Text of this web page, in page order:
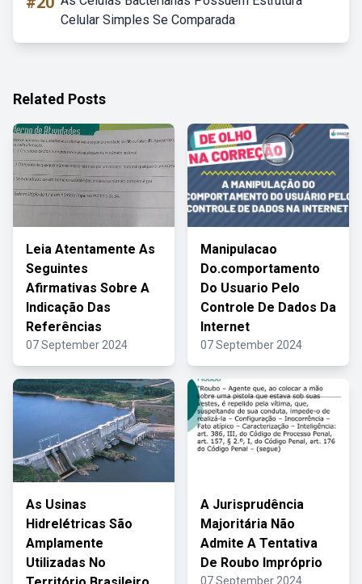
Celular Simples Se Comparada
Related Posts
Leia Atentamente As
Seguintes
Afirmativas Sobre A
Indicação Das
Referências
07 September 2024
Manipulacao
Do.comportamento
Do Usuario Pelo
Controle De Dados Da
Internet
07 September 2024
As Usinas
Hidrelétricas São
Amplamente
Utilizadas No
A Jurisprudência
Majoritária Não
Admite A Tentativa
De Roubo Impróprio
07 September 2024